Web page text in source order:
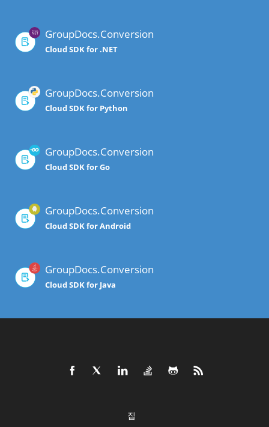
GroupDocs.Conversion
Cloud SDK for .NET
GroupDocs.Conversion
Cloud SDK for Python
GroupDocs.Conversion
Cloud SDK for Go
GroupDocs.Conversion
Cloud SDK for Android
GroupDocs.Conversion
Cloud SDK for Java
집